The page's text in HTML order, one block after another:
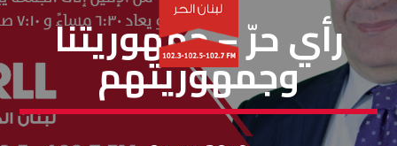
رأي حر
رأي حرّ – جمهوريتنا
وجمهوريتهم